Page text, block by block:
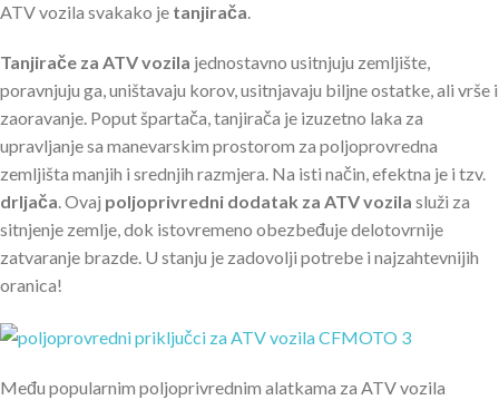
ATV vozila svakako je tanjirača.
Tanjirače za ATV vozila jednostavno usitnjuju zemljište,
poravnjuju ga, uništavaju korov, usitnjavaju biljne ostatke, ali vrše i
zaoravanje. Poput špartača, tanjirača je izuzetno laka za
upravljanje sa manevarskim prostorom za poljoprovredna
zemljišta manjih i srednjih razmjera. Na isti način, efektna je i tzv.
drljača. Ovaj poljoprivredni dodatak za ATV vozila služi za
sitnjenje zemlje, dok istovremeno obezbeđuje delotovrnije
zatvaranje brazde. U stanju je zadovolji potrebe i najzahtevnijih
oranica!
Među popularnim poljoprivrednim alatkama za ATV vozila